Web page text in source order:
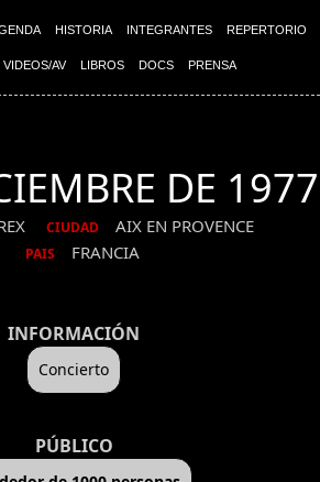
HISTORIA INTEGRANTES REPERTORIO
VIDEOS/AV LIBROS DOCS PRENSA
DE 1977
CIUDAD AIX EN PROVENCE
PAIS FRANCIA
INFORMACIÓN
Concierto
PÚBLICO